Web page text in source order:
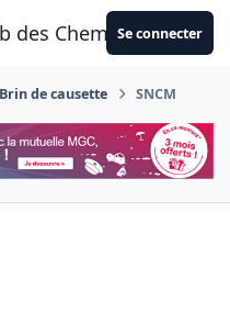
des CheminotsSe connecter
Brin de causette SNCM